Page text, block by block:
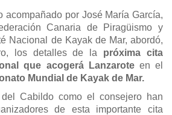
acompañado por José María García,
Canaria de Piragüismo y
Nacional de Kayak de Mar, abordó,
los detalles de la próxima cita
que acogerá Lanzarote en el
Mundial de Kayak de Mar.
Cabildo como el consejero han
de esta importante cita